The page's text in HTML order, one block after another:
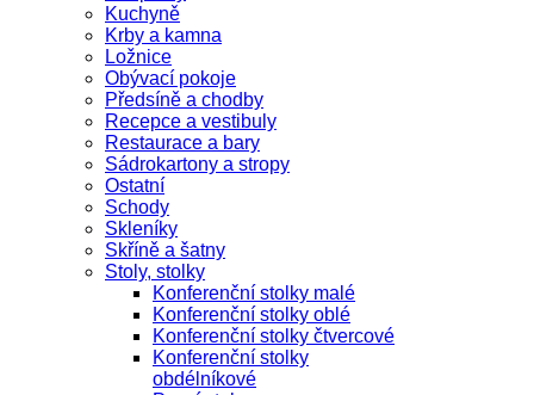
Kuchyně
Krby a kamna
Ložnice
Obývací pokoje
Předsíně a chodby
Recepce a vestibuly
Restaurace a bary
Sádrokartony a stropy
Ostatní
Schody
Skleníky
Skříně a šatny
Stoly, stolky
Konferenční stolky malé
Konferenční stolky oblé
Konferenční stolky čtvercové
Konferenční stolky
obdélníkové